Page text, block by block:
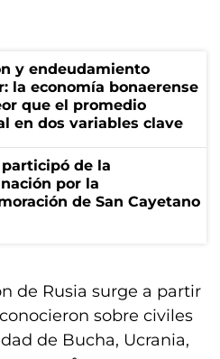
y endeudamiento
la economía bonaerense
que el promedio
en dos variables clave
de la
por la
de San Cayetano
de Rusia surge a partir
sobre civiles
de Bucha, Ucrania,